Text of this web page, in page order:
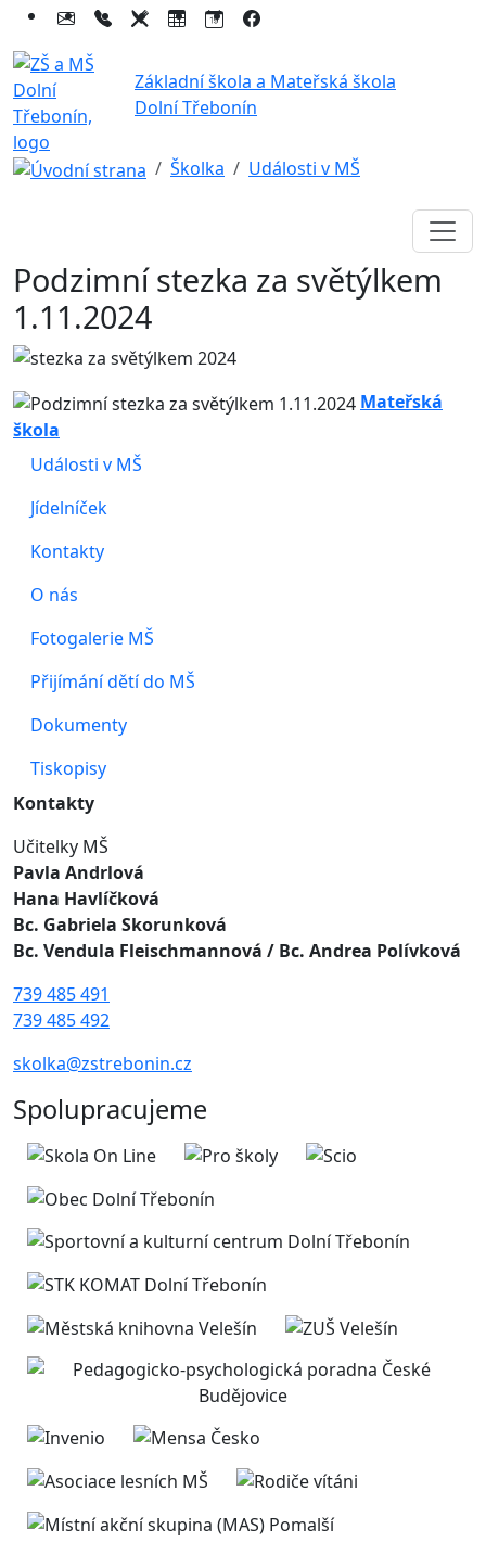
Základní škola a Mateřská škola
Dolní Třebonín
Školka Události v MŠ
Podzimní stezka za světýlkem
1.11.2024
Mateřská
škola
Události v MŠ
Jídelníček
Kontakty
O nás
Fotogalerie MŠ
Přijímání dětí do MŠ
Dokumenty
Tiskopisy
Kontakty
Učitelky MŠ
Pavla Andrlová
Hana Havlíčková
Bc. Gabriela Skorunková
Bc. Vendula Fleischmannová / Bc. Andrea Polívková
739 485 491
739 485 492
skolka@zstrebonin.cz
Spolupracujeme